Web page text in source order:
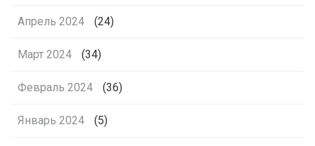
Апрель 2024 (24)
Март 2024 (34)
Февраль 2024 (36)
Январь 2024 (5)